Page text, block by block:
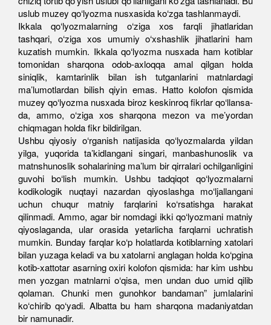
uslub muzey qo‘lyozma nusxasida ko‘zga tashlanmaydi.
Ikkala qo‘lyozmalarning o‘ziga xos farqli jihatlaridan
tashqari, o‘ziga xos umumiy o‘xshashlik jihatlarini ham
kuzatish mumkin. Ikkala qo‘lyozma nusxada ham kotiblar
tomonidan sharqona odob-axloqqa amal qilgan holda
siniqlik, kamtarinlik bilan ish tutganlarini matnlardagi
ma’lumotlardan bilish qiyin emas. Hatto kolofon qismida
muzey qo‘lyozma nusxada biroz keskinroq fikrlar qo‘llansa-
da, ammo, o‘ziga xos sharqona mezon va me’yordan
chiqmagan holda fikr bildirilgan.
Ushbu qiyosiy o‘rganish natijasida qo‘lyozmalarda yildan
yilga, yuqorida ta’kidlangani singari, manbashunoslik va
matnshunoslik sohalarining ma’lum bir qirralari ochilganligini
guvohi bo‘lish mumkin. Ushbu tadqiqot qo‘lyozmalarni
kodikologik nuqtayi nazardan qiyoslashga mo‘ljallangani
uchun chuqur matniy farqlarini ko‘rsatishga harakat
qilinmadi. Ammo, agar bir nomdagi ikki qo‘lyozmani matniy
qiyoslaganda, ular orasida yetarlicha farqlarni uchratish
mumkin. Bunday farqlar ko‘p holatlarda kotiblarning xatolari
bilan yuzaga keladi va bu xatolarni anglagan holda ko‘pgina
kotib-xattotar asarning oxiri kolofon qismida: har kim ushbu
men yozgan matnlarni o‘qisa, men undan duo umid qilib
qolaman. Chunki men gunohkor bandaman” jumlalarini
ko‘chirib qo‘yadi. Albatta bu ham sharqona madaniyatdan
bir namunadir.